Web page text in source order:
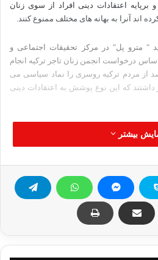
اعتقادات دینی افراد از سوی زنان
اند آنرا به بهانه های مختلف ممنوع کنند.
" مترو پل" در مرکز تحقیقات اجتماعی و
درخواست انجمن زنان تاجر ترکیه انجام
می دهد تنها ۷/۰ درصد از مردم ترکیه روسری را نماد سیاسی می
۸۵ درصد اظهار داشتند که این نوع پوشش به اعتقادات دینی
تحقیق بار دیگر نشان می دهد که اکثریت
با رعایت حجاب ندارند، بنابراین
توجه کرده و ترکیه را از این ممنوعیت شرم
که موجب شده بسیاری از زنان از خواسته
بیشتر